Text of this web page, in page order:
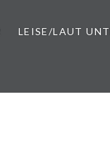
LEISE/LAUT